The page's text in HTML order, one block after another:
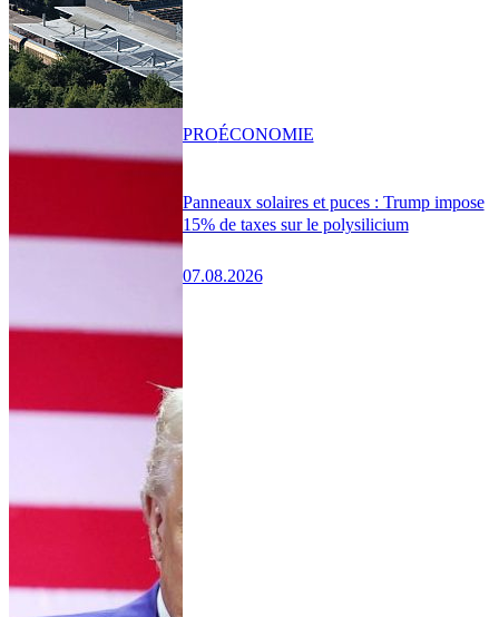
Panneaux solaires et puces : Trump impose
15% de taxes sur le polysilicium
07.08.2026
PROÉCONOMIE